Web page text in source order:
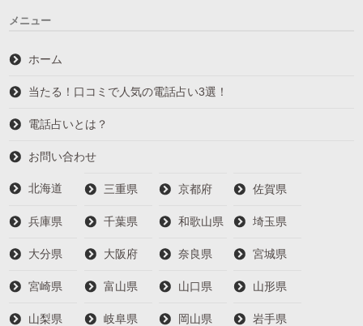
メニュー
ホーム
当たる！口コミで人気の電話占い3選！
電話占いとは？
お問い合わせ
北海道 三重県 京都府 佐賀県
兵庫県 千葉県 和歌山県 埼玉県
大分県 大阪府 奈良県 宮城県
宮崎県 富山県 山口県 山形県
山梨県 岐阜県 岡山県 岩手県